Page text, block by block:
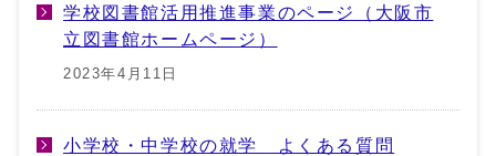
学校図書館活用推進事業のページ（大阪市
立図書館ホームページ）
2023年4月11日
小学校・中学校の就学 よくある質問